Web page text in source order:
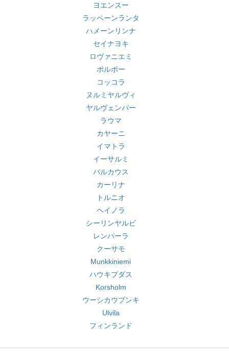
ヨエンスー
ラッペーンランタ
ハメーンリンナ
セイナヨキ
ロヴァニエミ
ポルボー
コッコラ
ヌルミヤルヴィ
ヤルヴェンパー
ラウマ
カヤーニ
イマトラ
イーサルミ
バルカウス
カーリナ
トルニオ
ヘイノラ
シーリンヤルビ
レンパーラ
クーサモ
Munkkiniemi
ハウキプダス
Korsholm
ウーシカウプンキ
Ulvila
フィンランド